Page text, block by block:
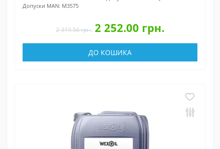
Допуски MAN: M3575
2 319.56 грн. 2 252.00 грн.
ДО КОШИКА